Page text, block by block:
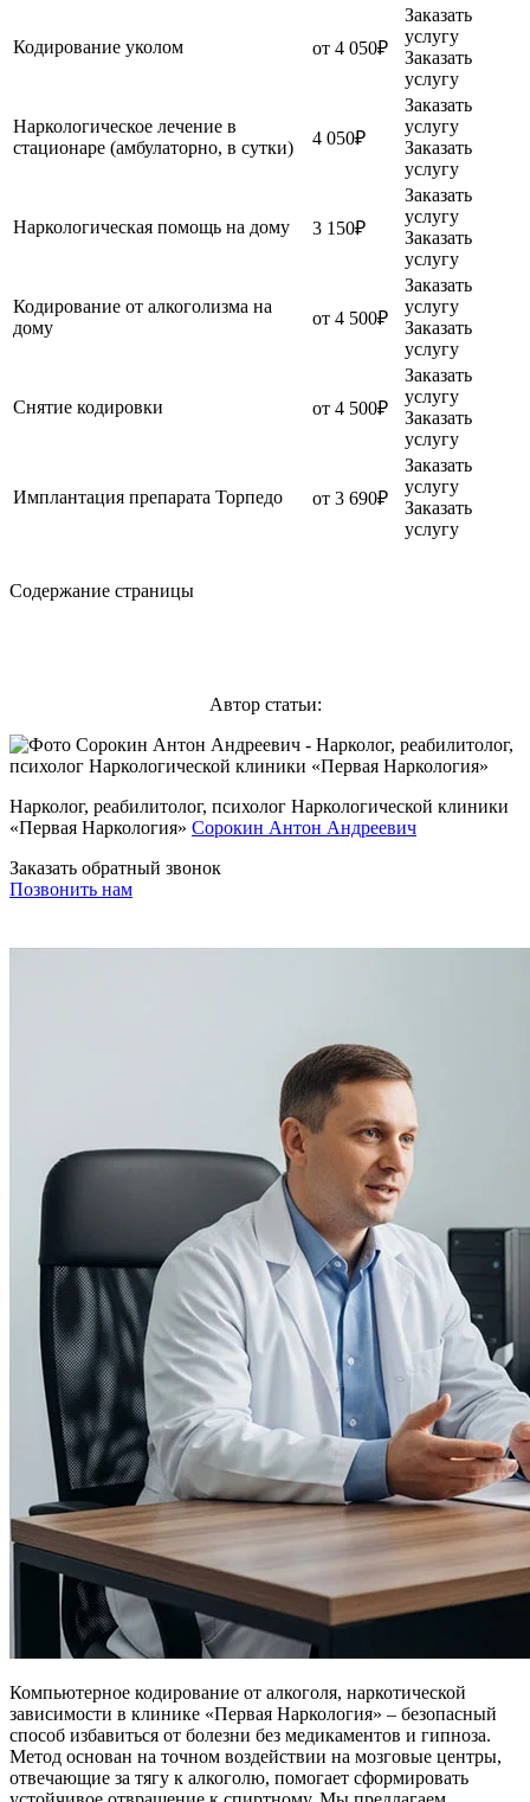
Кодирование уколом от 4 050₽
Заказать
услугу
Заказать
услугу
Наркологическое лечение в
стационаре (амбулаторно, в сутки)
4 050₽
Заказать
услугу
Заказать
услугу
Наркологическая помощь на дому 3 150₽
Заказать
услугу
Заказать
услугу
Кодирование от алкоголизма на
дому
от 4 500₽
Заказать
услугу
Заказать
услугу
Снятие кодировки от 4 500₽
Заказать
услугу
Заказать
услугу
Имплантация препарата Торпедо от 3 690₽
Заказать
услугу
Заказать
услугу
Содержание страницы
Автор статьи:
Нарколог, реабилитолог, психолог Наркологической клиники
«Первая Наркология» Сорокин Антон Андреевич
Заказать обратный звонок
Позвонить нам
Компьютерное кодирование от алкоголя, наркотической
зависимости в клинике «Первая Наркология» – безопасный
способ избавиться от болезни без медикаментов и гипноза.
Метод основан на точном воздействии на мозговые центры,
отвечающие за тягу к алкоголю, помогает сформировать